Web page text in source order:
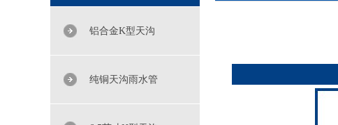
铝合金K型天沟
纯铜天沟雨水管